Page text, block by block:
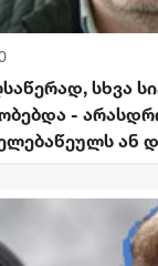
სხვა
-
ან